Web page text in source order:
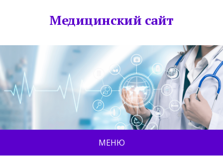
Медицинский сайт
МЕНЮ